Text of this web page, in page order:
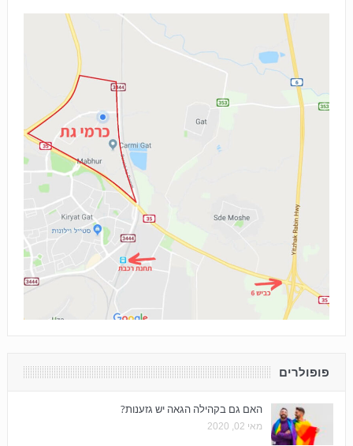
פופולרים
האם גם בקהילה הגאה יש גזענות?
מאי 02, 2020